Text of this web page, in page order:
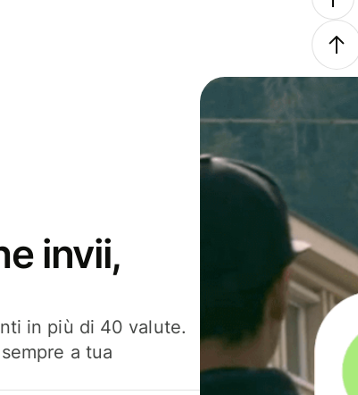
invii,
in più di 40 valute.
a tua